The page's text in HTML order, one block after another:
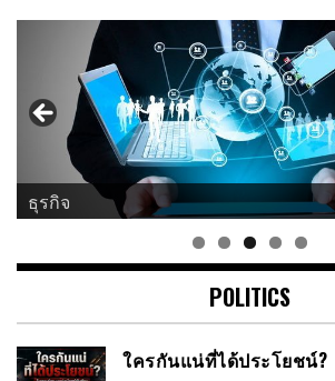
ธุรกิจ
POLITICS
ใครกันแน่ที่ได้ประโยชน์?